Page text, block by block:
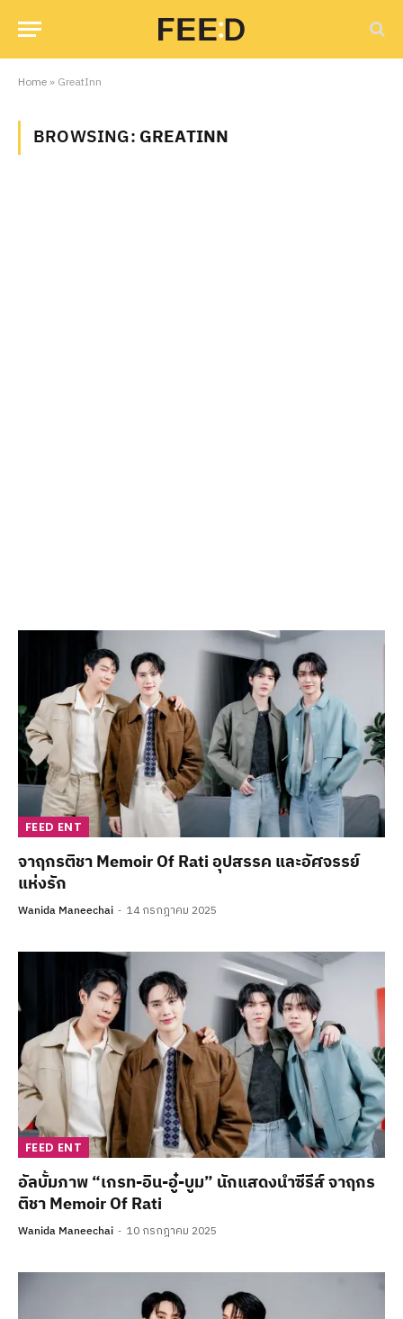
Home» GreatInn
BROWSING:GREATINN
FEED ENT
จาฤกรติชา Memoir Of Rati อุปสรรค และอัศจรรย์
แห่งรัก
Wanida Maneechai 14 กรกฎาคม 2025
FEED ENT
อัลบั้มภาพ “เกรท-อิน-อู๋-บูม” นักแสดงนำซีรีส์ จาฤกร
ติชา Memoir Of Rati
Wanida Maneechai 10 กรกฎาคม 2025